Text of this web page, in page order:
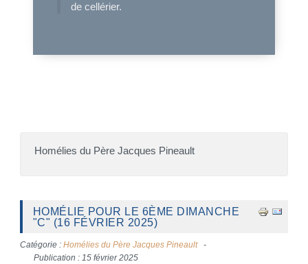
de cellérier.
Homélies du Père Jacques Pineault
HOMÉLIE POUR LE 6ÈME DIMANCHE
"C" (16 FÉVRIER 2025)
Catégorie : Homélies du Père Jacques Pineault
Publication : 15 février 2025